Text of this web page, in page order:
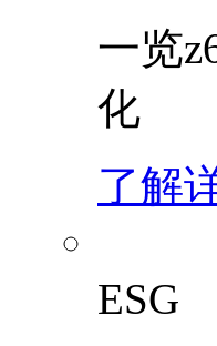
一览
化
了解
ESG